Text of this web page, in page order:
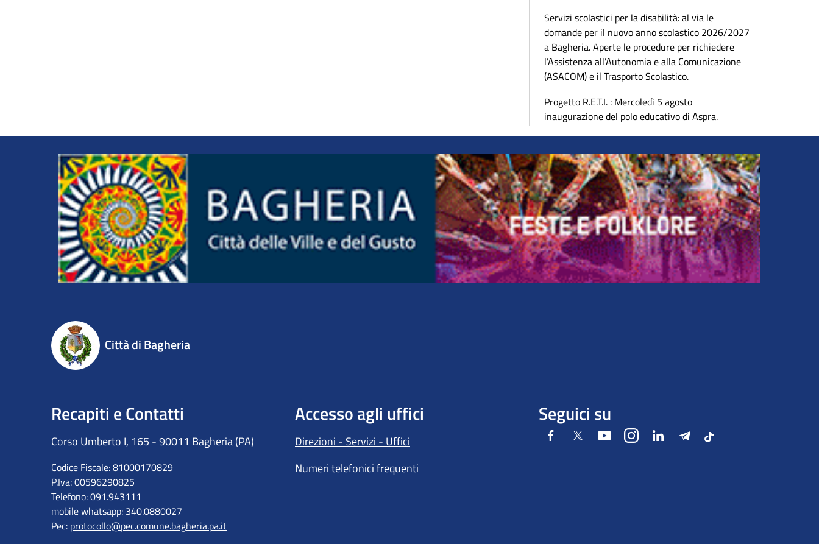
Servizi scolastici per la disabilità: al via le
domande per il nuovo anno scolastico 2026/2027
a Bagheria. Aperte le procedure per richiedere
l’Assistenza all’Autonomia e alla Comunicazione
(ASACOM) e il Trasporto Scolastico.
Progetto R.E.T.I. : Mercoledì 5 agosto
inaugurazione del polo educativo di Aspra.
Città di Bagheria
Recapiti e Contatti
Corso Umberto I, 165 - 90011 Bagheria (PA)
Codice Fiscale: 81000170829
P.Iva: 00596290825
Telefono: 091.943111
mobile whatsapp: 340.0880027
Pec: protocollo@pec.comune.bagheria.pa.it
Accesso agli uffici
Direzioni - Servizi - Uffici
Numeri telefonici frequenti
Seguici su
FacebookTwitter YoutubeInstagramLinkedIn Telegram
Tiktok